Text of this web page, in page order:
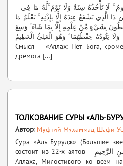
الَّذِي يَشْفَعُ عِندَهُ إِلَّا بِإِذْنِهِ ۚ يَعْلَمُ مَا
بِشَيْءٍ مِّنْ عِلْمِهِ إِلَّا بِمَا شَاءَ ۚ وَسِعَ
يَئُودُهُ حِفْظُهُمَا ۚ وَهُوَ الْعَلِيُّ الْعَظِيمُ
Смысл: «Аллах: Нет Бога,
дремота […]
ТОЛКОВАНИЕ СУРЫ «АЛЬ-
Автор: Муфтий Мухаммад Шафи
Сура «Аль-Бурудж» (Большие
состоит из 22-х аятов بِسْمِ اللَّـهِ الرَّحْمَـٰنِ الرَّحِيمِ Во имя
Аллаха, Милостивого ко всем